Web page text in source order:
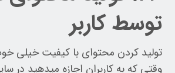
توسط کاربر
تولید کردن محتوای با کیفیت خیلی
وقتی که به کاربران اجازه میدهید در